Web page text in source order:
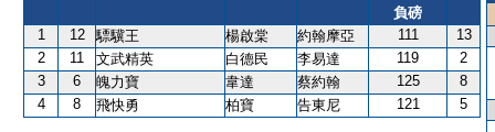
負磅
1 12 驃驥王 楊啟棠 約翰摩亞 111
13
2
11 文武精英 白德民 李易達 119
2
3
6 魄力寶 韋達 蔡約翰 125
8
4
8 飛快勇 柏寶 告東尼 121 5